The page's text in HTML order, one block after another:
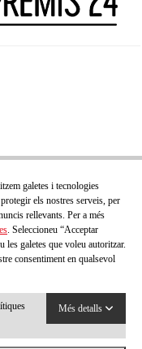
galetes i tecnologies
els nostres serveis, per
rellevants. Per a més
. Seleccioneu “Acceptar
les galetes que voleu autoritzar.
consentiment en qualsevol
Més detalls